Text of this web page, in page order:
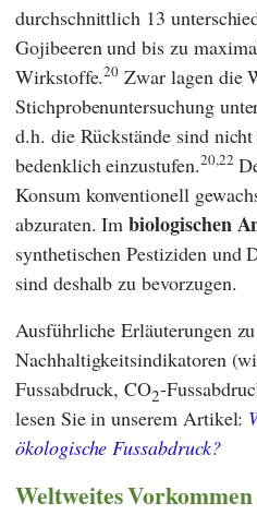
durchschnittlich 13
Gojibeeren und bis zu
Wirkstoffe.20 Zwar lagen die
Stichprobenuntersuchung
d.h. die Rückstände sind
bedenklich einzustufen.20,22
Konsum konventionell
abzuraten. Imbiologischen
synthetischen Pestiziden und
sind deshalb zu bevorzugen.
Ausführliche Erläuterungen
Nachhaltigkeitsindikatoren
Fussabdruck, CO2-
lesen Sie in unserem Artikel:
ökologische Fussabdruck?
Weltweites